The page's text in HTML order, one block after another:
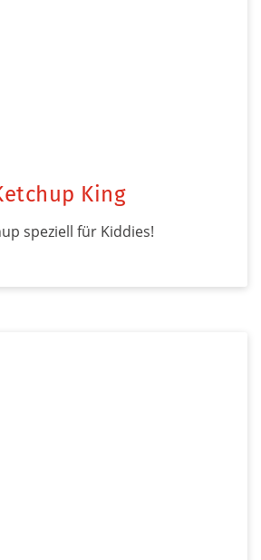
King
speziell für Kiddies!